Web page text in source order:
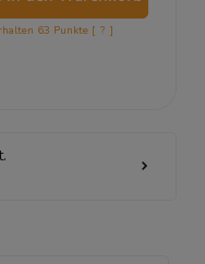
63 Punkte [ ? ]